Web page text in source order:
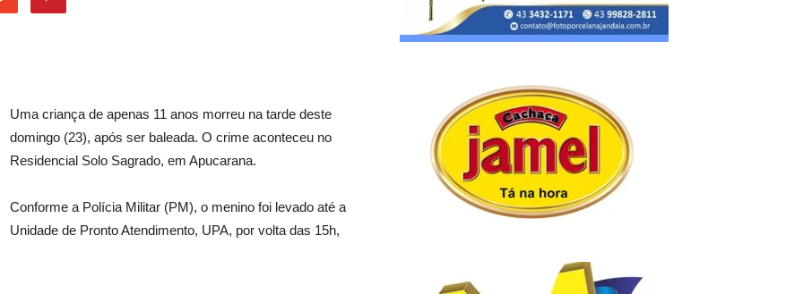
Uma criança de apenas 11 anos morreu na tarde deste
domingo (23), após ser baleada. O crime aconteceu no
Residencial Solo Sagrado, em Apucarana.
Conforme a Polícia Militar (PM), o menino foi levado até a
Unidade de Pronto Atendimento, UPA, por volta das 15h,